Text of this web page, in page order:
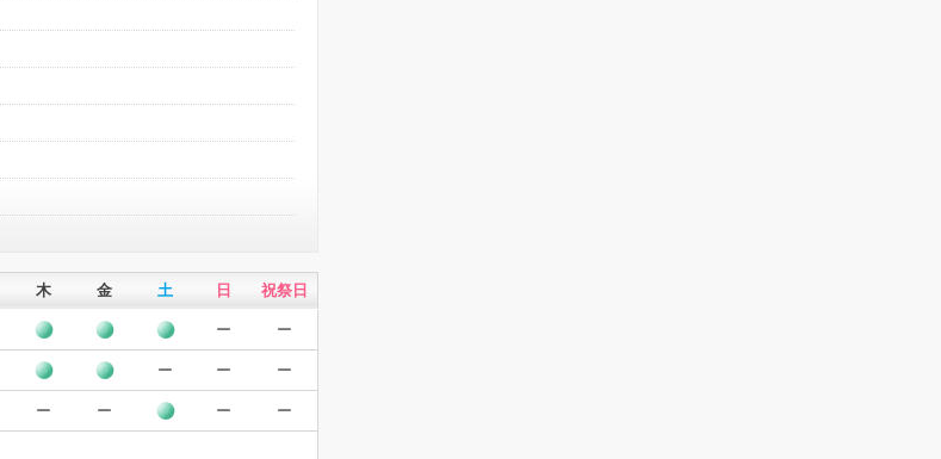
木 金 土 日 祝祭日
ー ー
ー ー ー
ー ー ー ー